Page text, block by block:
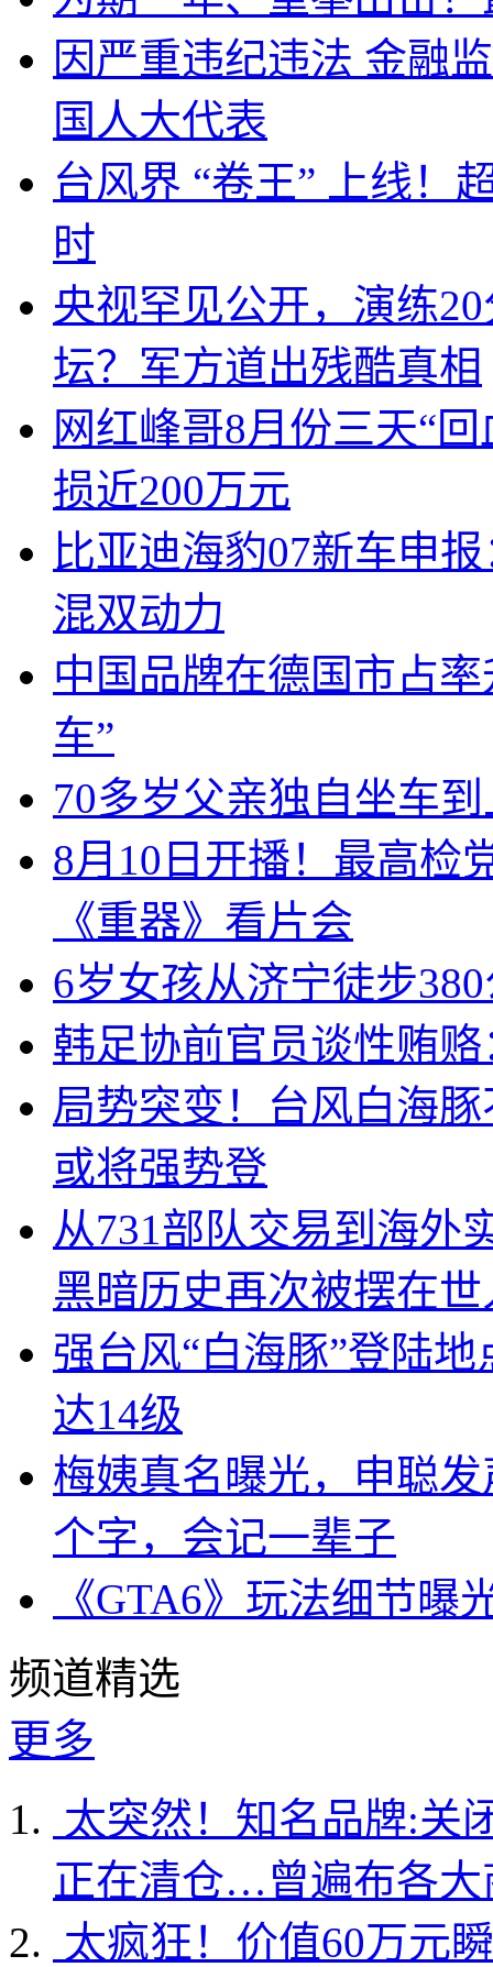
因严重违纪违法 金融
国人大代表
台风界 “卷王” 上线！
时
央视罕见公开，演练
坛？军方道出残酷真相
网红峰哥8月份三天“
损近200万元
比亚迪海豹07新车申
混双动力
中国品牌在德国市占
车”
70多岁父亲独自坐车
8月10日开播！最高检
《重器》看片会
6岁女孩从济宁徒步
韩足协前官员谈性贿
局势突变！台风白海
或将强势登
从731部队交易到海外
黑暗历史再次被摆在
强台风“白海豚”登陆
达14级
梅姨真名曝光，申聪
个字，会记一辈子
《GTA6》玩法细节
频道精选
更多
太突然！知名品牌:关
正在清仓…曾遍布各大
太疯狂！价值60万元